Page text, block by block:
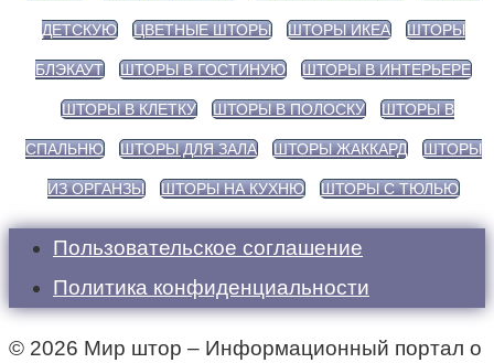
ДЕТСКУЮ ЦВЕТНЫЕ ШТОРЫ ШТОРЫ ИКЕА ШТОРЫ
БЛЭКАУТ ШТОРЫ В ГОСТИНУЮ ШТОРЫ В ИНТЕРЬЕРЕ
ШТОРЫ В КЛЕТКУ ШТОРЫ В ПОЛОСКУ ШТОРЫ В
СПАЛЬНЮ ШТОРЫ ДЛЯ ЗАЛА ШТОРЫ ЖАККАРД ШТОРЫ
ИЗ ОРГАНЗЫ ШТОРЫ НА КУХНЮ ШТОРЫ С ТЮЛЬЮ
Пользовательское соглашение
Политика конфиденциальности
© 2026 Мир штор – Информационный портал о